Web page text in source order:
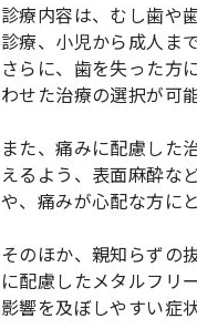
診療内容は、むし歯や
診療、小児から成人ま
さらに、歯を失った方
わせた治療の選択が可能
また、痛みに配慮した
えるよう、表面麻酔な
や、痛みが心配な方に
そのほか、親知らずの
に配慮したメタルフリ
影響を及ぼしやすい症